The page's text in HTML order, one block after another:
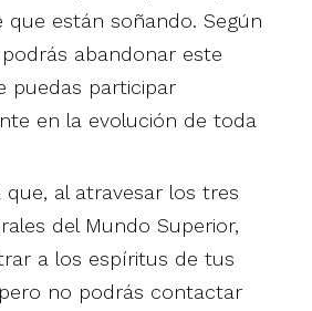
que están soñando. Según
abandonar este
puedas participar
en la evolución de toda
al atravesar los tres
del Mundo Superior,
a los espíritus de tus
no podrás contactar